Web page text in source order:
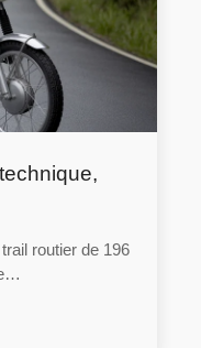
routier de 196